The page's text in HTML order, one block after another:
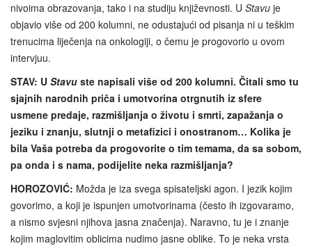
nivoima obrazovanja, tako i na studiju književnosti. U Stavu je
objavio više od 200 kolumni, ne odustajući od pisanja ni u teškim
trenucima liječenja na onkologiji, o čemu je progovorio u ovom
intervjuu.
STAV: U Stavu ste napisali više od 200 kolumni. Čitali smo tu
sjajnih narodnih priča i umotvorina otrgnutih iz sfere
usmene predaje, razmišljanja o životu i smrti, zapažanja o
jeziku i znanju, slutnji o metafizici i onostranom… Kolika je
bila Vaša potreba da progovorite o tim temama, da sa sobom,
pa onda i s nama, podijelite neka razmišljanja?
HOROZOVIĆ: Možda je iza svega spisateljski agon. I jezik kojim
govorimo, a koji je ispunjen umotvorinama (često ih izgovaramo,
a nismo svjesni njihova jasna značenja). Naravno, tu je i znanje
kojim maglovitim oblicima nudimo jasne oblike. To je neka vrsta